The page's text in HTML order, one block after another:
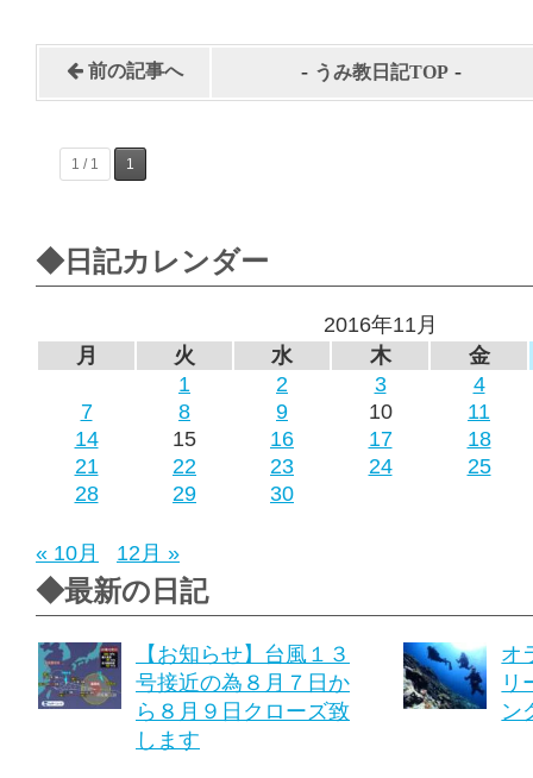
前の記事へ - うみ教日記TOP -
1 / 1 1
◆日記カレンダー
2016年11月
月
火 水 木
金
1
2 3
4
7
8 9 10
11
14
15 16 17
18
21
22 23 24
25
28
29 30
« 10月 12月 »
◆最新の日記
【お知らせ】台風１３
号接近の為８月７日か
ら８月９日クローズ致
します
オ
リ
ン